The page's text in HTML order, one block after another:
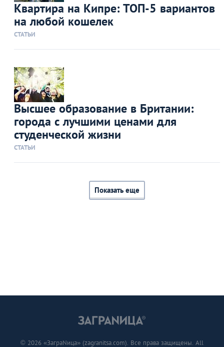
Квартира на Кипре: ТОП-5 вариантов
на любой кошелек
СТАТЬИ
Высшее образование в Британии:
города с лучшими ценами для
студенческой жизни
СТАТЬИ
Показать еще
© 2026 «ЗаграNица» (zagranitsa.com). Все права защищены. All